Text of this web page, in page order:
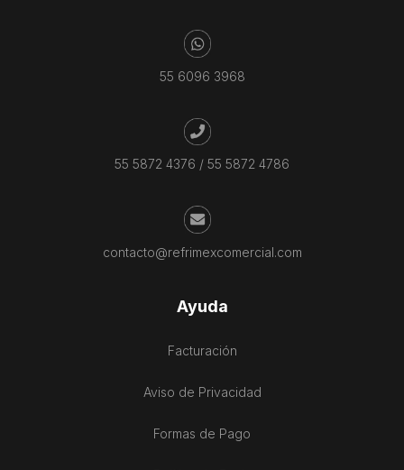
55 6096 3968
55 5872 4376 / 55 5872 4786
contacto@refrimexcomercial.com
Ayuda
Facturación
Aviso de Privacidad
Formas de Pago